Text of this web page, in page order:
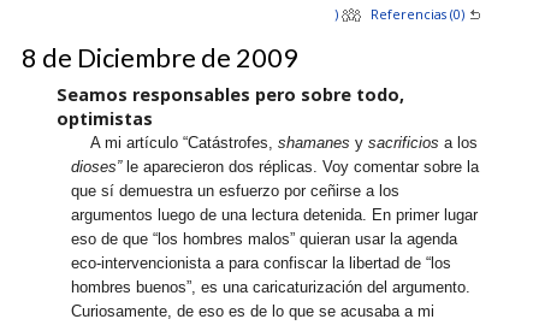
)
Referencias (0)
8 de Diciembre de 2009
Seamos responsables pero sobre todo,
optimistas
A mi artículo “Catástrofes,shamanes ysacrificios a los
dioses” le aparecieron dos réplicas. Voy comentar sobre la
que sí demuestra un esfuerzo por ceñirse a los
argumentos luego de una lectura detenida. En primer lugar
eso de que “los hombres malos” quieran usar la agenda
eco-intervencionista a para confiscar la libertad de “los
hombres buenos”, es una caricaturización del argumento.
Curiosamente, de eso es de lo que se acusaba a mi